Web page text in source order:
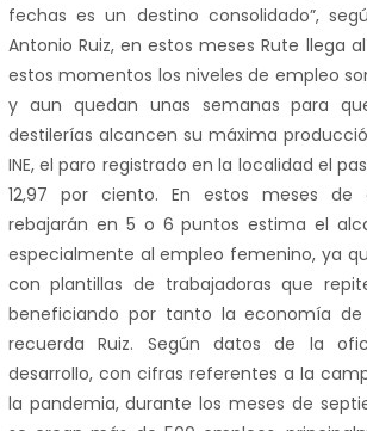
fechas es un destino consolidado”,
Antonio Ruiz, en estos meses Rute llega
estos momentos los niveles de empleo
y aun quedan unas semanas para
destilerías alcancen su máxima
INE, el paro registrado en la localidad el
12,97 por ciento. En estos meses de
rebajarán en 5 o 6 puntos estima el
especialmente al empleo femenino, ya
con plantillas de trabajadoras que
beneficiando por tanto la economía de
recuerda Ruiz. Según datos de la
desarrollo, con cifras referentes a la
la pandemia, durante los meses de